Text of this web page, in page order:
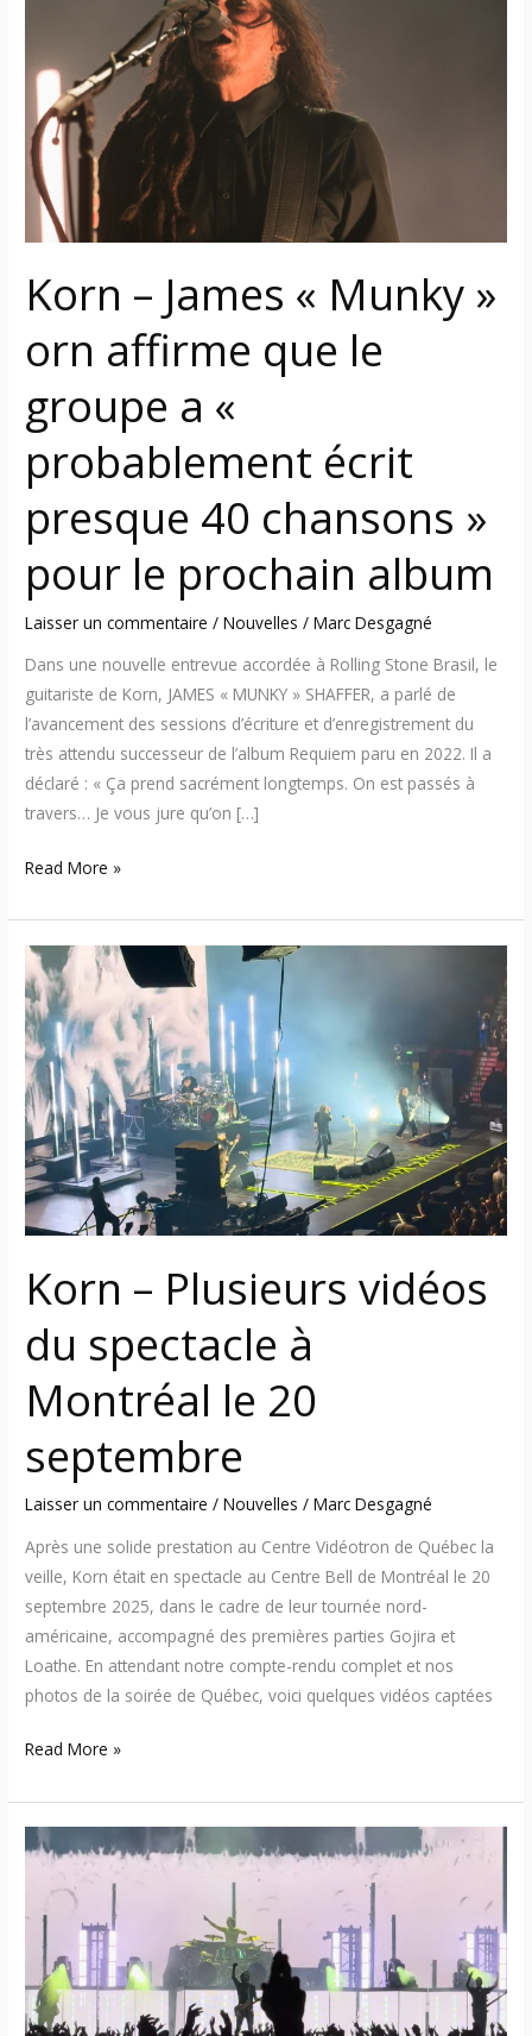
Korn – James « Munky »
orn affirme que le
groupe a «
probablement écrit
presque 40 chansons »
pour le prochain album
Laisser un commentaire /Nouvelles /Marc Desgagné
Dans une nouvelle entrevue accordée à Rolling Stone Brasil, le
guitariste de Korn, JAMES « MUNKY » SHAFFER, a parlé de
l’avancement des sessions d’écriture et d’enregistrement du
très attendu successeur de l’album Requiem paru en 2022. Il a
déclaré : « Ça prend sacrément longtemps. On est passés à
travers… Je vous jure qu’on […]
»
affirme
que
le
groupe
a
«
probablement
presque
40
chansons
»
pour
le
prochain
album
Read More »
Korn – Plusieurs vidéos
du spectacle à
Montréal le 20
septembre
Laisser un commentaire /Nouvelles /Marc Desgagné
Après une solide prestation au Centre Vidéotron de Québec la
veille, Korn était en spectacle au Centre Bell de Montréal le 20
septembre 2025, dans le cadre de leur tournée nord-
américaine, accompagné des premières parties Gojira et
Loathe. En attendant notre compte-rendu complet et nos
photos de la soirée de Québec, voici quelques vidéos captées
Korn
–
Plusieurs
vidéos
du
spectacle
à
Montréal
le
20
Read More »
Gojira
Vidéos
spectacle
complet
à